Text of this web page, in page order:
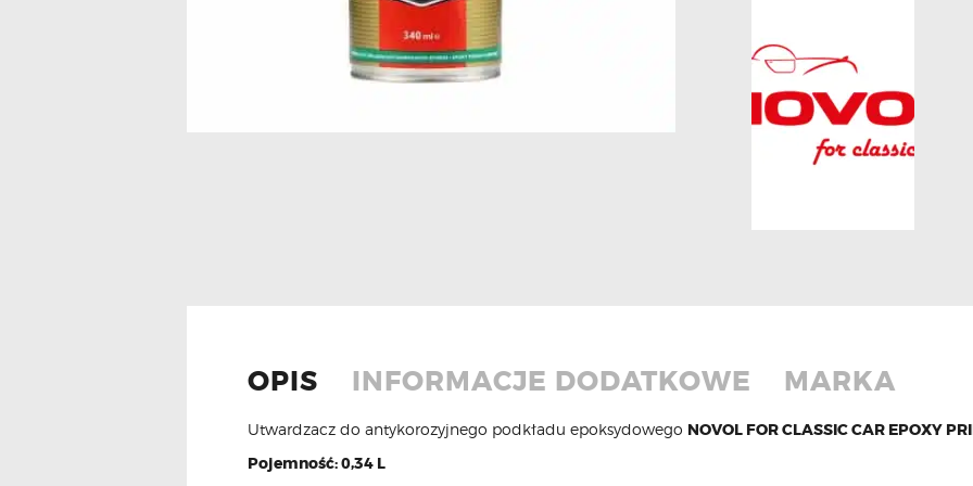
OPIS INFORMACJE DODATKOWE MARKA
Utwardzacz do antykorozyjnego podkładu epoksydowego NOVOL FOR CLASSIC CAR EPOXY
Pojemność: 0,34 L